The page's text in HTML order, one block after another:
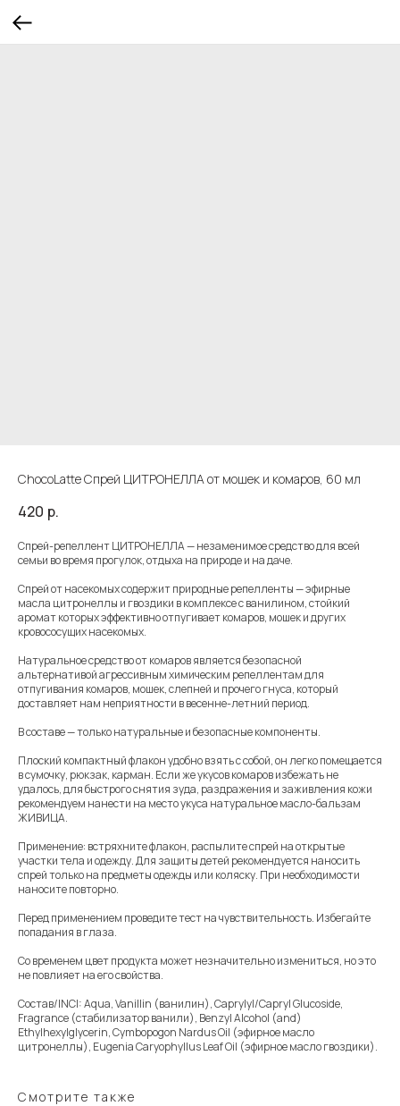
ChocoLatte Спрей ЦИТРОНЕЛЛА от мошек и комаров, 60 мл
420 р.
Спрей-репеллент ЦИТРОНЕЛЛА — незаменимое средство для всей
семьи во время прогулок, отдыха на природе и на даче.
Спрей от насекомых содержит природные репелленты — эфирные
масла цитронеллы и гвоздики в комплексе с ванилином, стойкий
аромат которых эффективно отпугивает комаров, мошек и других
кровососущих насекомых.
Натуральное средство от комаров является безопасной
альтернативой агрессивным химическим репеллентам для
отпугивания комаров, мошек, слепней и прочего гнуса, который
доставляет нам неприятности в весенне-летний период.
В составе — только натуральные и безопасные компоненты.
Плоский компактный флакон удобно взять с собой, он легко помещается
в сумочку, рюкзак, карман. Если же укусов комаров избежать не
удалось, для быстрого снятия зуда, раздражения и заживления кожи
рекомендуем нанести на место укуса натуральное масло-бальзам
ЖИВИЦА.
Применение: встряхните флакон, распылите спрей на открытые
участки тела и одежду. Для защиты детей рекомендуется наносить
спрей только на предметы одежды или коляску. При необходимости
наносите повторно.
Перед применением проведите тест на чувствительность. Избегайте
попадания в глаза.
Со временем цвет продукта может незначительно измениться, но это
не повлияет на его свойства.
Состав/INCI: Aqua, Vanillin (ванилин), Caprylyl/Capryl Glucoside,
Fragrance (стабилизатор ванили), Benzyl Alcohol (and)
Ethylhexylglycerin, Cymbopogon Nardus Oil (эфирное масло
цитронеллы), Eugenia Caryophyllus Leaf Oil (эфирное масло гвоздики).
Смотрите также